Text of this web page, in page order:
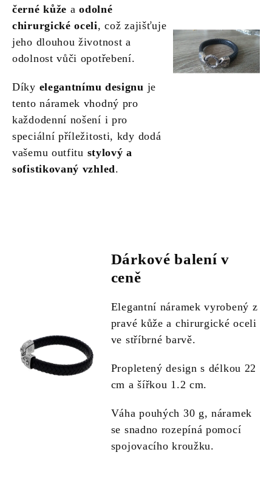
černé kůže aodolné
chirurgické oceli, což zajišťuje
jeho dlouhou životnost a
odolnost vůči opotřebení.
Díky elegantnímu designu je
tento náramek vhodný pro
každodenní nošení i pro
speciální příležitosti, kdy dodá
vašemu outfitu stylový a
sofistikovaný vzhled.
Dárkové balení v
ceně
Elegantní náramek vyrobený z
pravé kůže a chirurgické oceli
ve stříbrné barvě.
Propletený design s délkou 22
cm a šířkou 1.2 cm.
Váha pouhých 30 g, náramek
se snadno rozepíná pomocí
spojovacího kroužku.